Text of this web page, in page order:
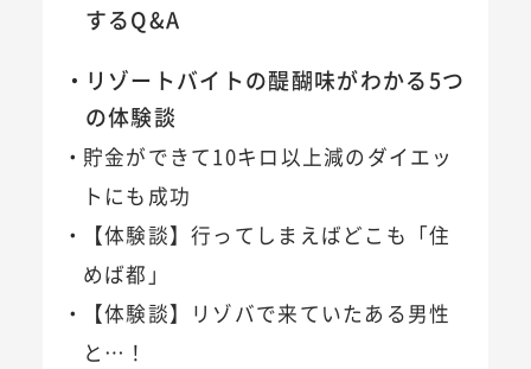
するQ&A
リゾートバイトの醍醐味がわかる5つ
の体験談
貯金ができて10キロ以上減のダイエッ
トにも成功
【体験談】行ってしまえばどこも「住
めば都」
【体験談】リゾバで来ていたある男性
と…！